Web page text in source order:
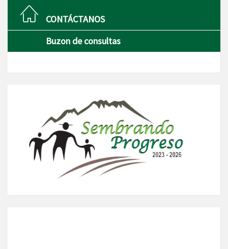
CONTÁCTANOS
Buzon de consultas